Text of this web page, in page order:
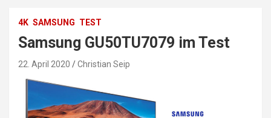
4K SAMSUNG TEST
Samsung GU50TU7079 im Test
22. April 2020 Christian Seip